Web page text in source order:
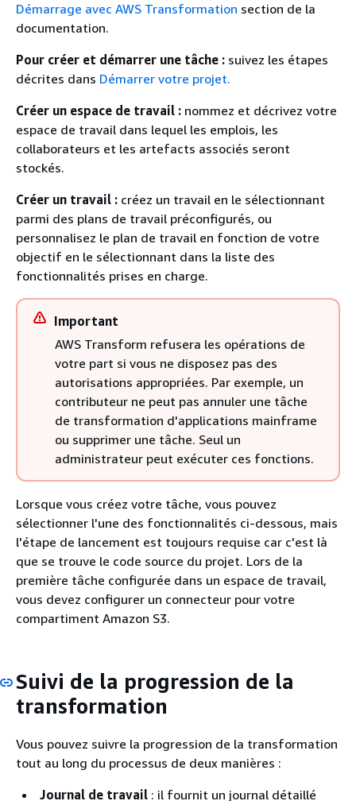
Démarrage avec AWS Transformation section de la
documentation.
Pour créer et démarrer une tâche : suivez les étapes
décrites dans Démarrer votre projet.
Créer un espace de travail : nommez et décrivez votre
espace de travail dans lequel les emplois, les
collaborateurs et les artefacts associés seront
stockés.
Créer un travail : créez un travail en le sélectionnant
parmi des plans de travail préconfigurés, ou
personnalisez le plan de travail en fonction de votre
objectif en le sélectionnant dans la liste des
fonctionnalités prises en charge.
Important
AWS Transform refusera les opérations de
votre part si vous ne disposez pas des
autorisations appropriées. Par exemple, un
contributeur ne peut pas annuler une tâche
de transformation d'applications mainframe
ou supprimer une tâche. Seul un
administrateur peut exécuter ces fonctions.
Lorsque vous créez votre tâche, vous pouvez
sélectionner l'une des fonctionnalités ci-dessous, mais
l'étape de lancement est toujours requise car c'est là
que se trouve le code source du projet. Lors de la
première tâche configurée dans un espace de travail,
vous devez configurer un connecteur pour votre
compartiment Amazon S3.
Suivi de la progression de la
transformation
Vous pouvez suivre la progression de la transformation
tout au long du processus de deux manières :
Journal de travail : il fournit un journal détaillé